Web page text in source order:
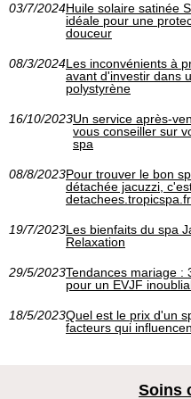
03/7/2024Huile solaire satinée
idéale pour une
douceur
08/3/2024Les inconvénients à
avant d'investir dans
polystyrène
16/10/2023Un service après-
vous conseiller sur
spa
08/8/2023Pour trouver le bon
détachée jacuzzi,
19/7/2023Les bienfaits du spa
Relaxation
29/5/2023Tendances mariage :
pour un EVJF
18/5/2023Quel est le prix d'un
facteurs qui
Soins